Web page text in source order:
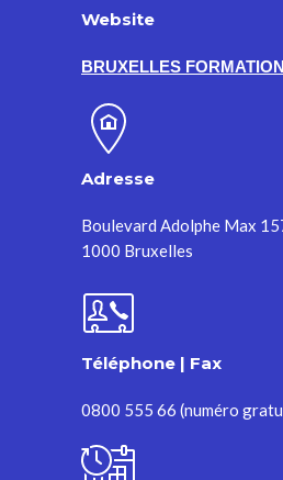
Website
BRUXELLES FORMATION
Adresse
Boulevard Adolphe Max
1000 Bruxelles
Téléphone | Fax
0800 555 66 (numéro